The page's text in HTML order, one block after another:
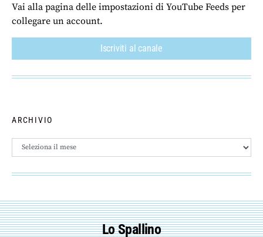
Vai alla pagina delle impostazioni di YouTube Feeds per
collegare un account.
Iscriviti al canale
ARCHIVIO
Archivio
Lo Spallino